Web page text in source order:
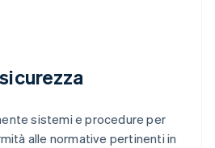
sistemi e procedure per
alle normative pertinenti in